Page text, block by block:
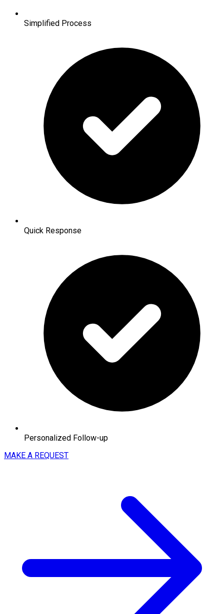
Simplified Process
Quick Response
Personalized Follow-up
MAKE A REQUEST